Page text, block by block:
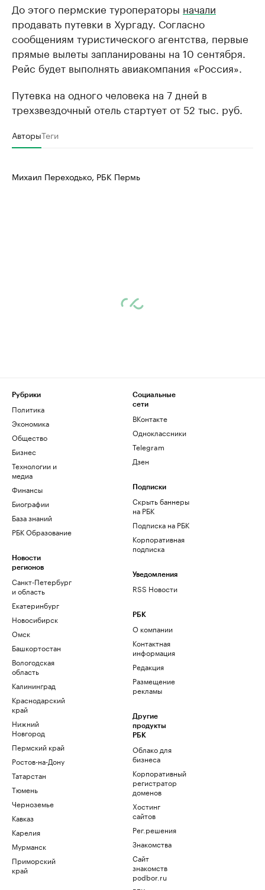
До этого пермские туроператоры начали
продавать путевки в Хургаду. Согласно
сообщениям туристического агентства, первые
прямые вылеты запланированы на 10 сентября.
Рейс будет выполнять авиакомпания «Россия».
Путевка на одного человека на 7 дней в
трехзвездочный отель стартует от 52 тыс. руб.
АвторыТеги
Михаил Переходько, РБК Пермь
Рубрики
Политика
Экономика
Общество
Бизнес
Технологии и
медиа
Финансы
Биографии
База знаний
РБК Образование
Новости
регионов
Санкт-Петербург
и область
Екатеринбург
Новосибирск
Омск
Башкортостан
Вологодская
область
Калининград
Краснодарский
край
Нижний
Новгород
Пермский край
Ростов-на-Дону
Татарстан
Тюмень
Черноземье
Кавказ
Карелия
Мурманск
Приморский
край
Социальные
сети
ВКонтакте
Одноклассники
Telegram
Дзен
Подписки
Скрыть баннеры
на РБК
Подписка на РБК
Корпоративная
подписка
Уведомления
RSS Новости
РБК
О компании
Контактная
информация
Редакция
Размещение
рекламы
Другие
продукты
РБК
Облако для
бизнеса
Корпоративный
регистратор
доменов
Хостинг
сайтов
Рег.решения
Знакомства
Сайт
знакомств
podbor.ru